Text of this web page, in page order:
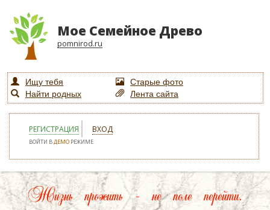
Мое Семейное Древо
pomnirod.ru
Ищу тебя
Старые фото
Найти родных
Лента сайта
РЕГИСТРАЦИЯ ВХОД
ВОЙТИ ВДЕМО РЕЖИМЕ
Жизнь прожить – не поле перейти.